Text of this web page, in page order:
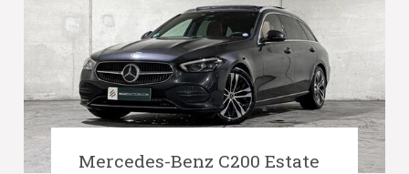
Mercedes-Benz C200 Estate